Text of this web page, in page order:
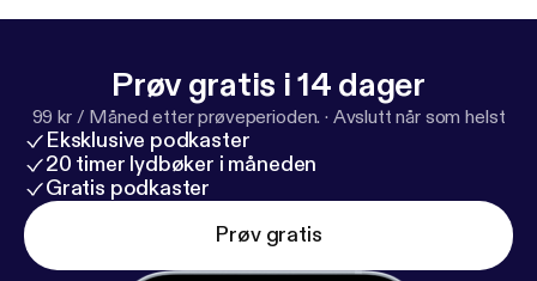
Prøv gratis i 14 dager
99 kr / Måned etter prøveperioden. · Avslutt når som helst
Eksklusive podkaster
20 timer lydbøker i måneden
Gratis podkaster
Prøv gratis